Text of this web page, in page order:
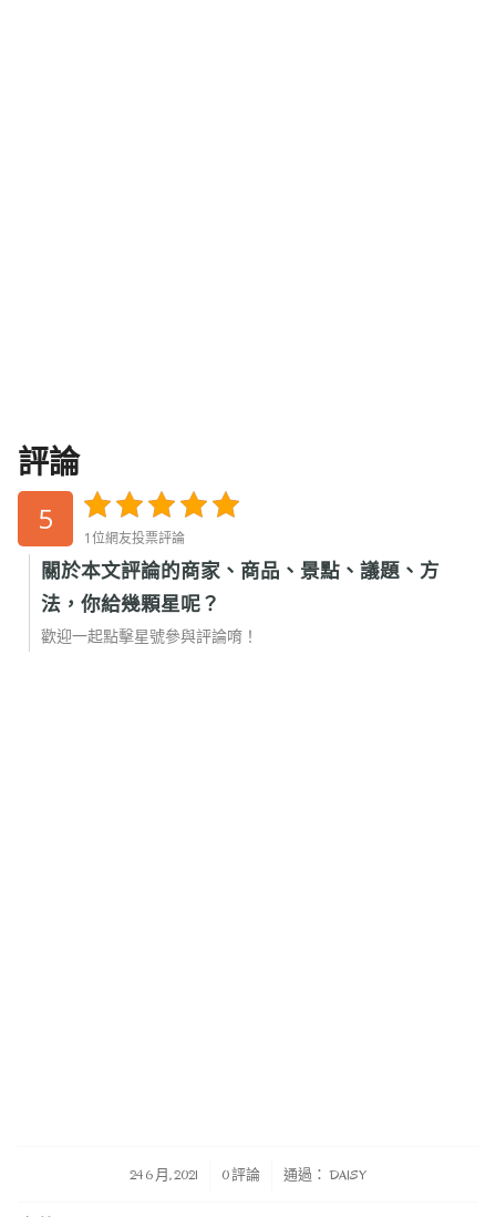
評論
5
1位網友投票評論
關於本文評論的商家、商品、景點、議題、方
法，你給幾顆星呢？
歡迎一起點擊星號參與評論唷！
24 6 月, 2021
/ 0 評論 通過： DAISY